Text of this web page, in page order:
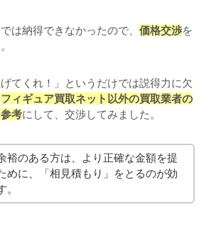
は納得できなかったので、 価格交渉を
てくれ！」というだけでは説得力に欠
フィギュア買取ネット以外の買取業者の
考にして、交渉してみました。
裕のある方は、より正確な金額を提
めに、「相見積もり」をとるのが効
。